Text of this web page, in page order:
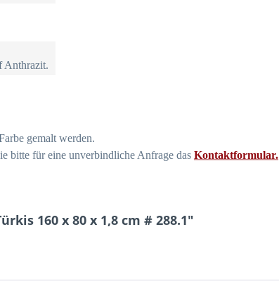
Anthrazit.
gemalt werden.
bitte für eine unverbindliche Anfrage das Kontaktformular.
160 x 80 x 1,8 cm # 288.1"